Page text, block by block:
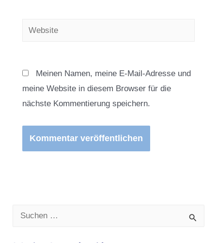
Website
Meinen Namen, meine E-Mail-Adresse und
meine Website in diesem Browser für die
nächste Kommentierung speichern.